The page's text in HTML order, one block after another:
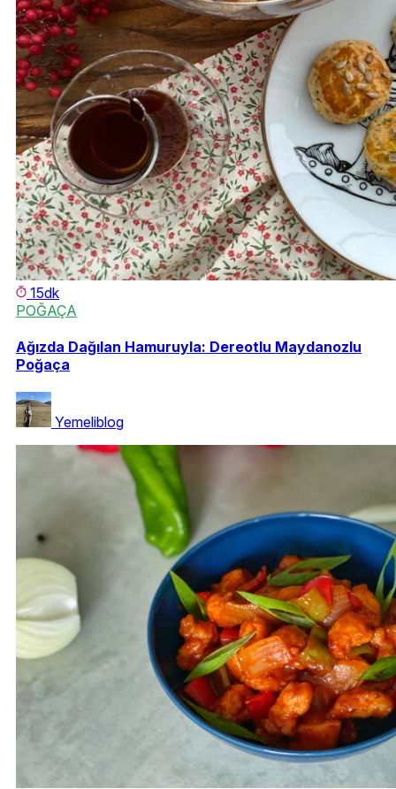
15dk
POĞAÇA
Ağızda Dağılan Hamuruyla: Dereotlu Maydanozlu
Poğaça
Yemeliblog